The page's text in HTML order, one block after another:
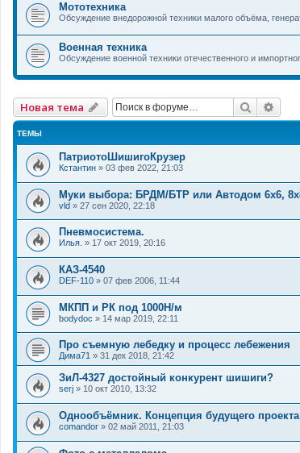
Мототехника
Обсуждение внедорожной техники малого объёма,
Военная техника
Обсуждение военной техники отечественного и
Новая тема Поиск
ТЕМЫ
ПатриотоШишигоКрузер
Кстантин » 03 фев 2022, 21:03
Муки выбора: БРДМ/БТР или Автодом 6х6,
vld » 27 сен 2020, 22:18
Пневмосистема.
Илья. » 17 окт 2019, 20:16
КАЗ-4540
DEF-110 » 07 фев 2006, 11:44
МКПП и РК под 1000Н/м
bodydoc » 14 мар 2019, 22:11
Про съемную лебедку и процесс лебежения
Дима71 » 31 дек 2018, 21:42
ЗиЛ-4327 достойный конкурент шишиги?
serj » 10 окт 2010, 13:32
Однообъёмник. Концепция будущего
comandor » 02 май 2011, 21:03